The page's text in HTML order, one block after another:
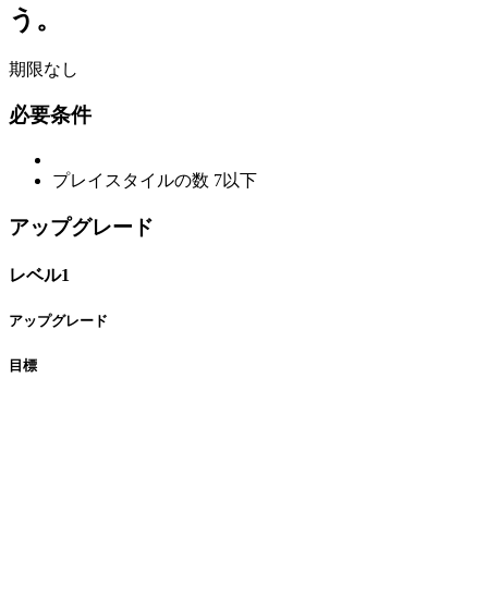
う。
期限なし
必要条件
プレイスタイルの数 7以下
アップグレード
レベル1
アップグレード
目標